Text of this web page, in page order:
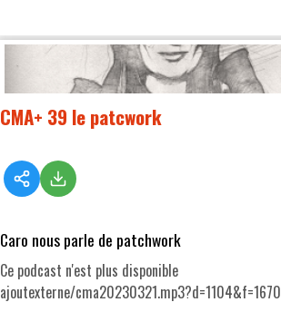
CMA+ 39 le patcwork
Caro nous parle de patchwork
Ce podcast n'est plus disponible
ajoutexterne/cma20230321.mp3?d=1104&f=1670